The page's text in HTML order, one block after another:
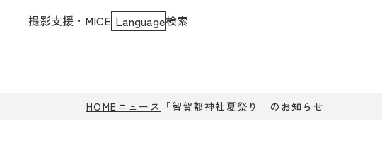
撮影支援・MICE Language検索
HOMEニュース 「智賀都神社夏祭り」のお知らせ